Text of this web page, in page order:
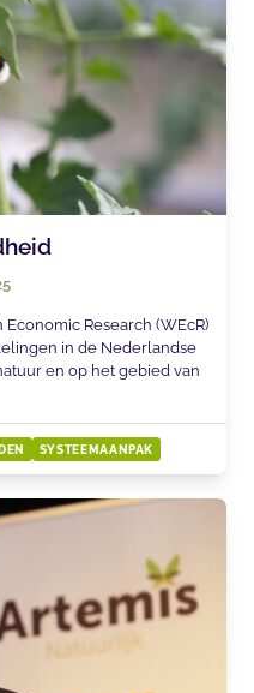
Research (WEcR)
in de Nederlandse
en op het gebied van
SYSTEEMAANPAK